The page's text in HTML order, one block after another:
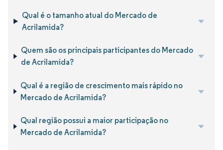
Qual é o tamanho atual do Mercado de
Acrilamida?
Quem são os principais participantes do Mercado
de Acrilamida?
Qual é a região de crescimento mais rápido no
Mercado de Acrilamida?
Qual região possui a maior participação no
Mercado de Acrilamida?